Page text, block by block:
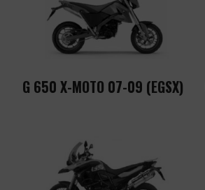
G 650 X-MOTO 07-09 (EGSX)